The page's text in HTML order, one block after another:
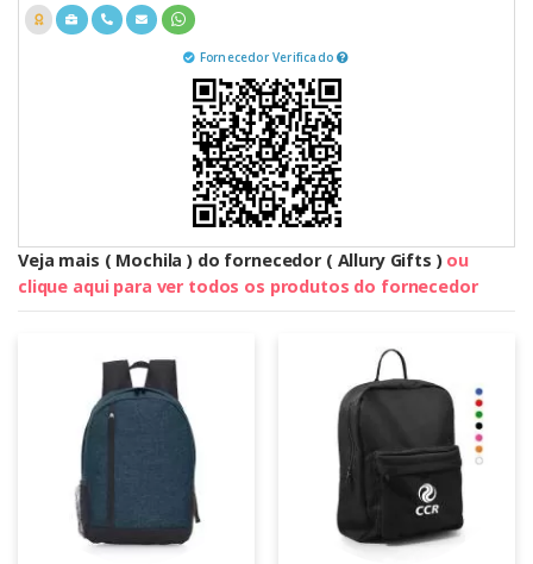
Fornecedor Verificado
Veja mais ( Mochila ) do fornecedor ( Allury Gifts ) ou
clique aqui para ver todos os produtos do fornecedor